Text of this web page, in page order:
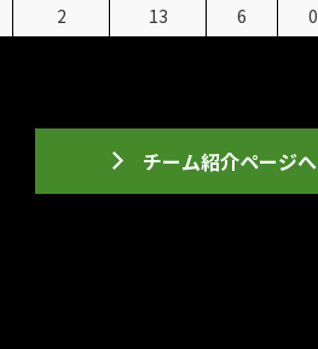
2 13 6 0
チーム紹介ページへ